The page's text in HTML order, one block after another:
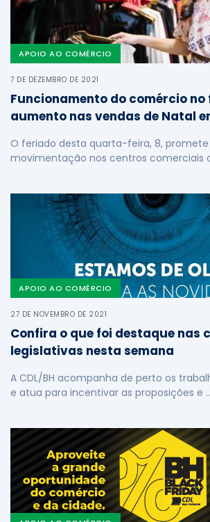
APOIO AO COMÉRCIO
7 DE DEZEMBRO DE 2021
Funcionamento do comércio
aumento nas vendas de Natal
O feriado desta quarta-feira, 8,
movimentação nos centros comerciais
APOIO AO COMÉRCIO
27 DE NOVEMBRO DE 2021
Confira o que foi destaque nas
legislativas nesta semana
A CDL/BH acompanha de perto os
e atua para incentivar as proposições e